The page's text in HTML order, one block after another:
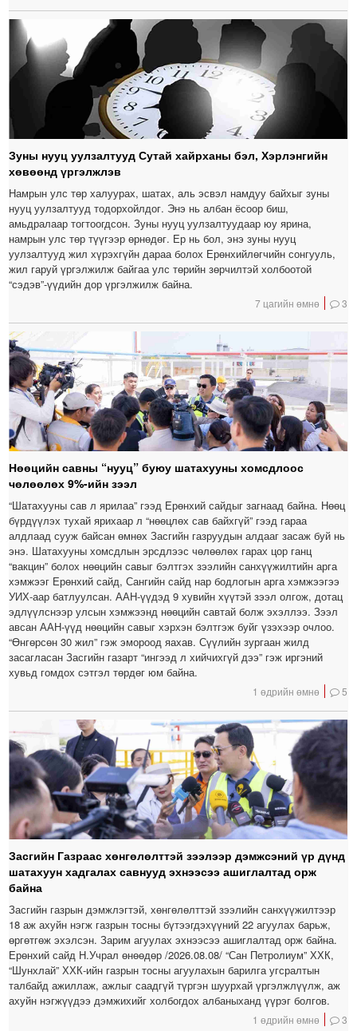
Зуны нууц уулзалтууд Сутай хайрханы бэл, Хэрлэнгийн
хөвөөнд үргэлжлэв
Намрын улс төр халуурах, шатах, аль эсвэл намдуу байхыг зуны
нууц уулзалтууд тодорхойлдог. Энэ нь албан ёсоор биш,
амьдралаар тогтоогдсон. Зуны нууц уулзалтуудаар юу ярина,
намрын улс төр түүгээр өрнөдөг. Ер нь бол, энэ зуны нууц
уулзалтууд жил хүрэхгүйн дараа болох Ерөнхийлөгчийн сонгууль,
жил гаруй үргэлжилж байгаа улс төрийн зөрчилтэй холбоотой
“сэдэв”-үүдийн дор үргэлжилж байна.
7 цагийн өмнө 3
Нөөцийн савны “нууц” буюу шатахууны хомсдлоос
чөлөөлөх 9%-ийн зээл
“Шатахууны сав л ярилаа” гээд Ерөнхий сайдыг загнаад байна. Нөөц
бүрдүүлэх тухай ярихаар л “нөөцлөх сав байхгүй” гээд гараа
алдлаад сууж байсан өмнөх Засгийн газруудын алдааг засаж буй нь
энэ. Шатахууны хомсдлын эрсдлээс чөлөөлөх гарах цор ганц
“вакцин” болох нөөцийн савыг бэлтгэх зээлийн санхүүжилтийн арга
хэмжээг Ерөнхий сайд, Сангийн сайд нар бодлогын арга хэмжээгээ
УИХ-аар батлуулсан. ААН-үүдэд 9 хувийн хүүтэй зээл олгож, дотац
эдлүүлснээр улсын хэмжээнд нөөцийн савтай болж эхэллээ. Зээл
авсан ААН-үүд нөөцийн савыг хэрхэн бэлтгэж буйг үзэхээр очлоо.
“Өнгөрсөн 30 жил” гэж эмороод яахав. Сүүлийн зургаан жилд
засагласан Засгийн газарт “ингээд л хийчихгүй дээ” гэж иргэний
хувьд гомдох сэтгэл төрдөг юм байна.
1 өдрийн өмнө 5
Засгийн Газраас хөнгөлөлттэй зээлээр дэмжсэний үр дүнд
шатахуун хадгалах савнууд эхнээсээ ашиглалтад орж
байна
Засгийн газрын дэмжлэгтэй, хөнгөлөлттэй зээлийн санхүүжилтээр
18 аж ахуйн нэгж газрын тосны бүтээгдэхүүний 22 агуулах барьж,
өргөтгөж эхэлсэн. Зарим агуулах эхнээсээ ашиглалтад орж байна.
Ерөнхий сайд Н.Учрал өнөөдөр /2026.08.08/ “Сан Петролиум” ХХК,
“Шунхлай” ХХК-ийн газрын тосны агуулахын барилга угсралтын
талбайд ажиллаж, ажлыг саадгүй түргэн шуурхай үргэлжлүүлж, аж
ахуйн нэгжүүдээ дэмжихийг холбогдох албаныханд үүрэг болгов.
1 өдрийн өмнө 3